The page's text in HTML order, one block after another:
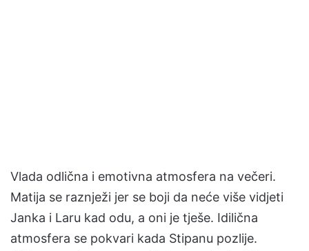
Vlada odlična i emotivna atmosfera na večeri.
Matija se raznježi jer se boji da neće više vidjeti
Janka i Laru kad odu, a oni je tješe. Idilična
atmosfera se pokvari kada Stipanu pozlije.